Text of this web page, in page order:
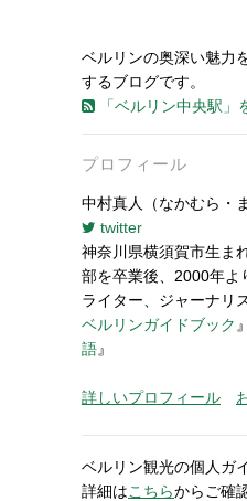
ベルリンの奥深い魅力
するブログです。
「ベルリン中央駅」
プロフィール
中村真人（なかむら・
twitter
神奈川県横須賀市生ま
部を卒業後、2000年よ
ライター、ジャーナリ
ベルリンガイドブック
語』
詳しいプロフィール
ベルリン観光の個人ガ
詳細はこちらからご確